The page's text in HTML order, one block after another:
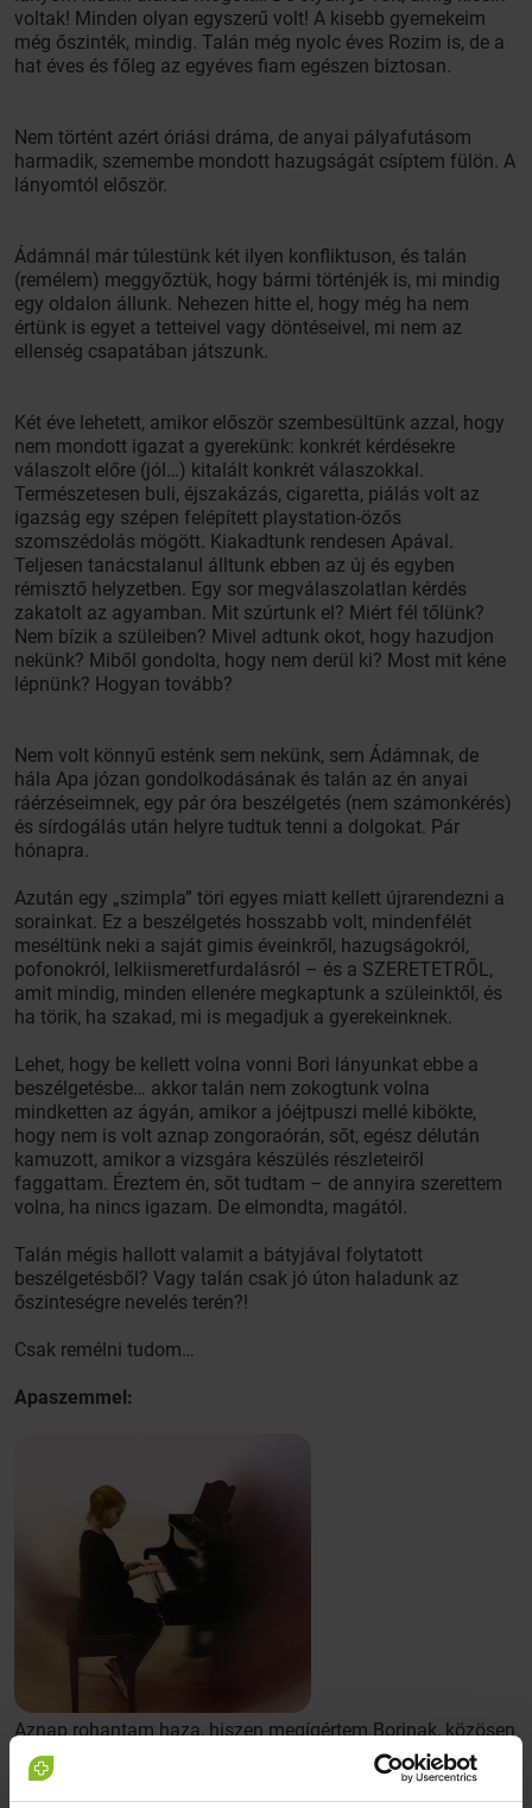
voltak! Minden olyan egyszerű volt! A kisebb gyemekeim
még őszinték, mindig. Talán még nyolc éves Rozim is, de a
hat éves és főleg az egyéves fiam egészen biztosan.
Nem történt azért óriási dráma, de anyai pályafutásom
harmadik, szemembe mondott hazugságát csíptem fülön. A
lányomtól először.
Ádámnál már túlestünk két ilyen konfliktuson, és talán
(remélem) meggyőztük, hogy bármi történjék is, mi mindig
egy oldalon állunk. Nehezen hitte el, hogy még ha nem
értünk is egyet a tetteivel vagy döntéseivel, mi nem az
ellenség csapatában játszunk.
Két éve lehetett, amikor először szembesültünk azzal, hogy
nem mondott igazat a gyerekünk: konkrét kérdésekre
válaszolt előre (jól…) kitalált konkrét válaszokkal.
Természetesen buli, éjszakázás, cigaretta, piálás volt az
igazság egy szépen felépített playstation-özős
szomszédolás mögött. Kiakadtunk rendesen Apával.
Teljesen tanácstalanul álltunk ebben az új és egyben
rémisztő helyzetben. Egy sor megválaszolatlan kérdés
zakatolt az agyamban. Mit szúrtunk el? Miért fél tőlünk?
Nem bízik a szüleiben? Mivel adtunk okot, hogy hazudjon
nekünk? Miből gondolta, hogy nem derül ki? Most mit kéne
lépnünk? Hogyan tovább?
Nem volt könnyű esténk sem nekünk, sem Ádámnak, de
hála Apa józan gondolkodásának és talán az én anyai
ráérzéseimnek, egy pár óra beszélgetés (nem számonkérés)
és sírdogálás után helyre tudtuk tenni a dolgokat. Pár
hónapra.
Azután egy „szimpla” töri egyes miatt kellett újrarendezni a
sorainkat. Ez a beszélgetés hosszabb volt, mindenfélét
meséltünk neki a saját gimis éveinkről, hazugságokról,
pofonokról, lelkiismeretfurdalásról – és a SZERETETRŐL,
amit mindig, minden ellenére megkaptunk a szüleinktől, és
ha törik, ha szakad, mi is megadjuk a gyerekeinknek.
Lehet, hogy be kellett volna vonni Bori lányunkat ebbe a
beszélgetésbe… akkor talán nem zokogtunk volna
mindketten az ágyán, amikor a jóéjtpuszi mellé kibökte,
hogy nem is volt aznap zongoraórán, sőt, egész délután
kamuzott, amikor a vizsgára készülés részleteiről
faggattam. Éreztem én, sőt tudtam – de annyira szerettem
volna, ha nincs igazam. De elmondta, magától.
Talán mégis hallott valamit a bátyjával folytatott
beszélgetésből? Vagy talán csak jó úton haladunk az
őszinteségre nevelés terén?!
Csak remélni tudom…
Apaszemmel:
Aznap rohantam haza, hiszen megígértem Borinak, közösen
végigmegyünk a vizsgadarabokon. Öt körül ültünk le, de az
egyik etűd nagyon gyatrán ment – ahhoz képest, hogy
másnap délelőtt volt a vizsga.